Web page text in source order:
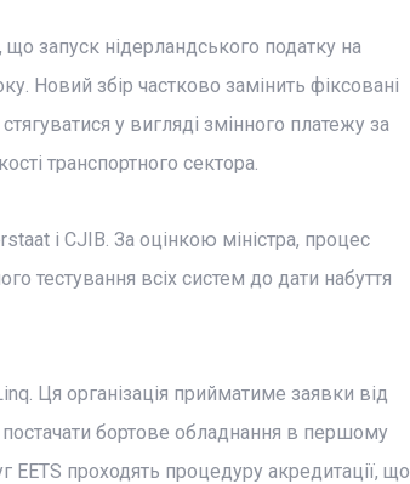
що запуск нідерландського податку на
Новий збір частково замінить фіксовані
у вигляді змінного платежу за
транспортного сектора.
і CJIB. За оцінкою міністра, процес
тестування всіх систем до дати набуття
Ця організація прийматиме заявки від
постачати бортове обладнання в першому
EETS проходять процедуру акредитації, що